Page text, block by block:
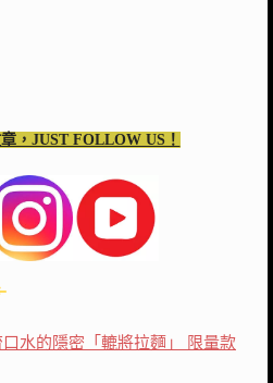
，JUST FOLLOW US！
口水的隱密「轆將拉麵」 限量款